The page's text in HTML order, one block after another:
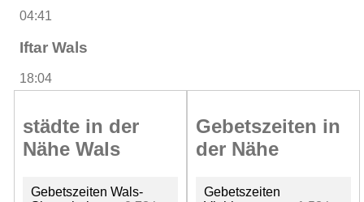
04:41
Iftar Wals
18:04
städte in der
Nähe Wals
Gebetszeiten Wals-
Gebetszeiten in
der Nähe
Gebetszeiten